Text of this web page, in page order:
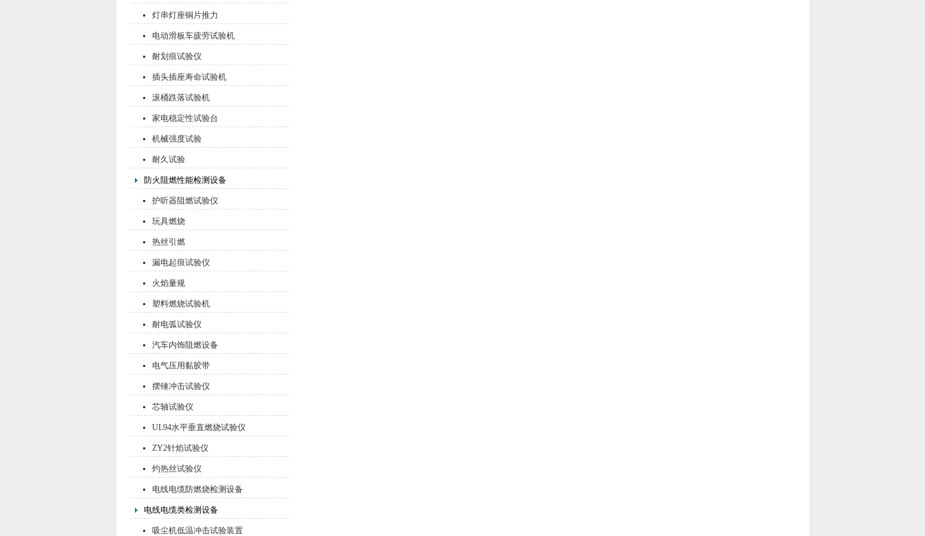
灯串灯座铜片推力
电动滑板车疲劳试验机
耐划痕试验仪
插头插座寿命试验机
滚桶跌落试验机
家电稳定性试验台
机械强度试验
耐久试验
防火阻燃性能检测设备
护听器阻燃试验仪
玩具燃烧
热丝引燃
漏电起痕试验仪
火焰量规
塑料燃烧试验机
耐电弧试验仪
汽车内饰阻燃设备
电气压用黏胶带
摆锤冲击试验仪
芯轴试验仪
UL94水平垂直燃烧试验仪
ZY2针焰试验仪
灼热丝试验仪
电线电缆防燃烧检测设备
电线电缆类检测设备
吸尘机低温冲击试验装置